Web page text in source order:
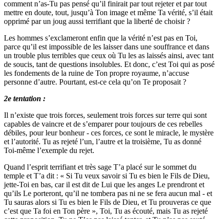
comment n’as-Tu pas pensé qu’il finirait par tout rejeter et par tout
mettre en doute, tout, jusqu’à Ton image et même Ta vérité, s’il était
opprimé par un joug aussi terrifiant que la liberté de choisir ?
Les hommes s’exclameront enfin que la vérité n’est pas en Toi,
parce qu’il est impossible de les laisser dans une souffrance et dans
un trouble plus terribles que ceux où Tu les as laissés ainsi, avec tant
de soucis, tant de questions insolubles. Et donc, c’est Toi qui as posé
les fondements de la ruine de Ton propre royaume, n’accuse
personne d’autre. Pourtant, est-ce cela qu’on Te proposait ?
2e tentation :
Il n’existe que trois forces, seulement trois forces sur terre qui sont
capables de vaincre et de s’emparer pour toujours de ces rebelles
débiles, pour leur bonheur - ces forces, ce sont le miracle, le mystère
et l’autorité. Tu as rejeté l’un, l’autre et la troisième, Tu as donné
Toi-même l’exemple du rejet.
Quand l’esprit terrifiant et très sage T’a placé sur le sommet du
temple et T’a dit : « Si Tu veux savoir si Tu es bien le Fils de Dieu,
jette-Toi en bas, car il est dit de Lui que les anges Le prendront et
qu’ils Le porteront, qu’il ne tombera pas ni ne se fera aucun mal - et
Tu sauras alors si Tu es bien le Fils de Dieu, et Tu prouveras ce que
c’est que Ta foi en Ton père », Toi, Tu as écouté, mais Tu as rejeté